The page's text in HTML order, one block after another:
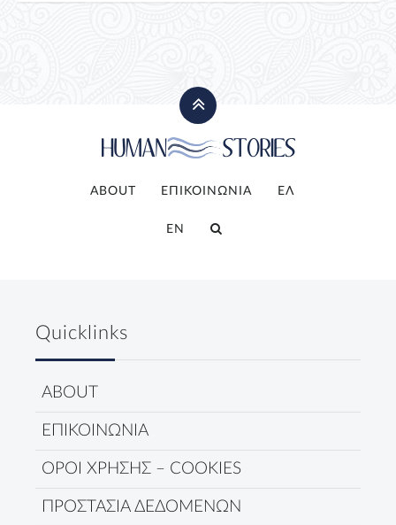
ABOUT ΕΠΙΚΟΙΝΩΝΙΑ ΕΛ
EN
Quicklinks
ABOUT
ΕΠΙΚΟΙΝΩΝΙΑ
ΟΡΟΙ ΧΡΗΣΗΣ – COOKIES
ΠΡΟΣΤΑΣΙΑ ΔΕΔΟΜΕΝΩΝ